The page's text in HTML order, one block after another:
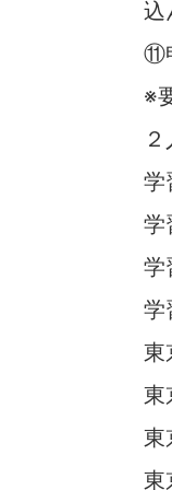
込
⑪
※
東
東
東
東